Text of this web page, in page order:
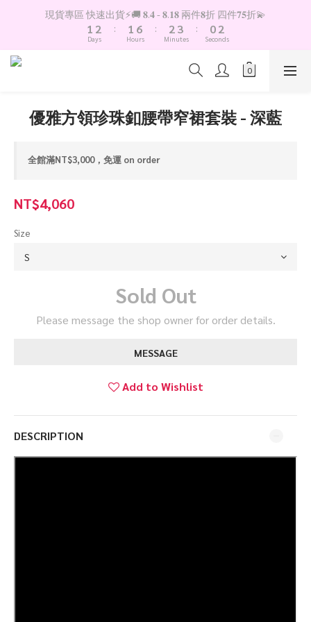
現貨專區 快速出貨⚡️🚚 𝟖.𝟒 - 𝟖.𝟏𝟖 兩件𝟖折 四件𝟕𝟓折💫
2
1
0
3
2
1
Days
:
2
1
0
7
6
5
0
Hours
:
3
2
1
4
3
2
Minutes
:
1
0
2
1
0
Seconds
優雅方領珍珠釦腰帶窄裙套裝 - 深藍
全館滿NT$3,000，免運 on order
NT$4,060
Size
Sold Out
Please message the shop owner for order details.
MESSAGE
Add to Wishlist
DESCRIPTION